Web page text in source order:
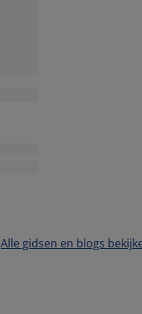
Alle gidsen en blogs